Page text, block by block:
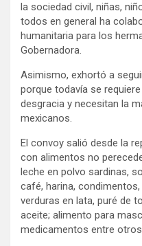
la sociedad civil, niñas,
todos en general ha
humanitaria para los
Gobernadora.
Asimismo, exhortó a
porque todavía se
desgracia y necesitan la
mexicanos.
El convoy salió desde la
con alimentos no
leche en polvo sardinas,
café, harina,
verduras en lata, puré de
aceite; alimento para
medicamentos entre